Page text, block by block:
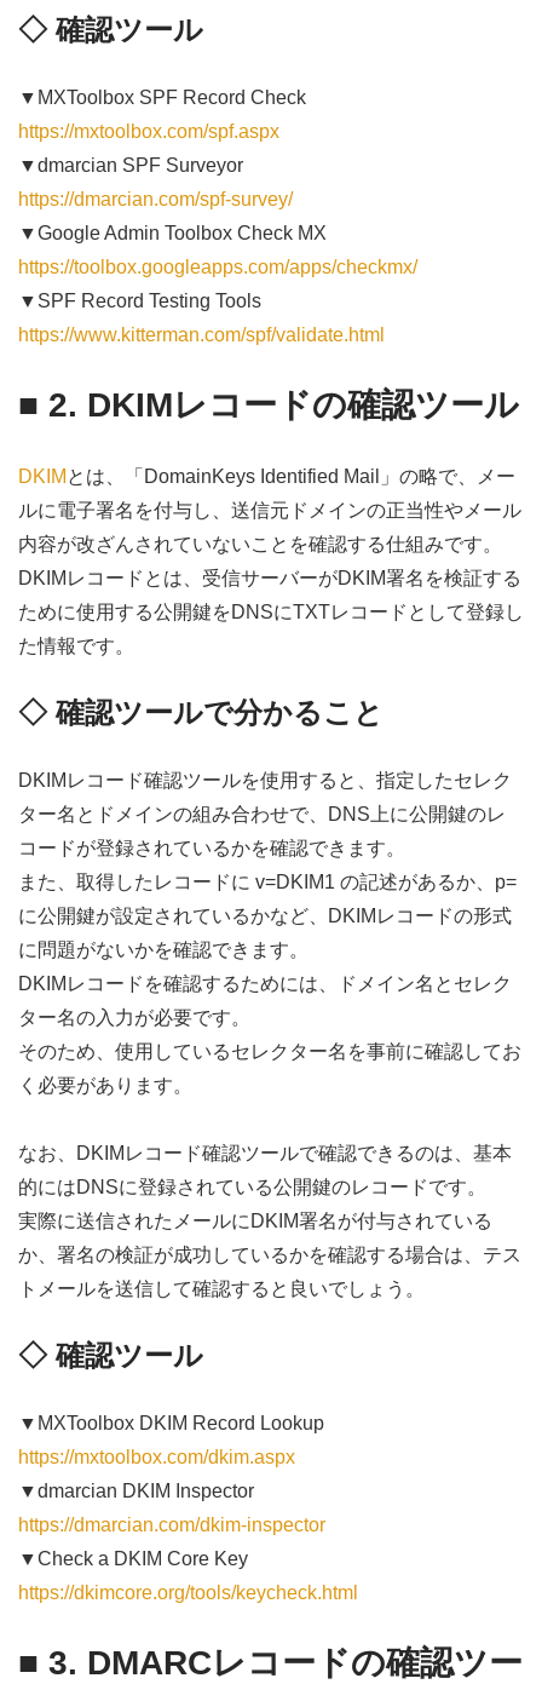
◇ 確認ツール
▼MXToolbox SPF Record Check
https://mxtoolbox.com/spf.aspx
▼dmarcian SPF Surveyor
https://dmarcian.com/spf-survey/
▼Google Admin Toolbox Check MX
https://toolbox.googleapps.com/apps/checkmx/
▼SPF Record Testing Tools
https://www.kitterman.com/spf/validate.html
■ 2. DKIMレコードの確認ツール
DKIM とは、「DomainKeys Identified Mail」の略で、メー
ルに電子署名を付与し、送信元ドメインの正当性やメール
内容が改ざんされていないことを確認する仕組みです。
DKIMレコードとは、受信サーバーがDKIM署名を検証する
ために使用する公開鍵をDNSにTXTレコードとして登録し
た情報です。
◇ 確認ツールで分かること
DKIMレコード確認ツールを使用すると、指定したセレク
ター名とドメインの組み合わせで、DNS上に公開鍵のレ
コードが登録されているかを確認できます。
また、取得したレコードに v=DKIM1 の記述があるか、p=
に公開鍵が設定されているかなど、DKIMレコードの形式
に問題がないかを確認できます。
DKIMレコードを確認するためには、ドメイン名とセレク
ター名の入力が必要です。
そのため、使用しているセレクター名を事前に確認してお
く必要があります。
なお、DKIMレコード確認ツールで確認できるのは、基本
的にはDNSに登録されている公開鍵のレコードです。
実際に送信されたメールにDKIM署名が付与されている
か、署名の検証が成功しているかを確認する場合は、テス
トメールを送信して確認すると良いでしょう。
◇ 確認ツール
▼MXToolbox DKIM Record Lookup
https://mxtoolbox.com/dkim.aspx
▼dmarcian DKIM Inspector
https://dmarcian.com/dkim-inspector
▼Check a DKIM Core Key
https://dkimcore.org/tools/keycheck.html
■ 3. DMARCレコードの確認ツー